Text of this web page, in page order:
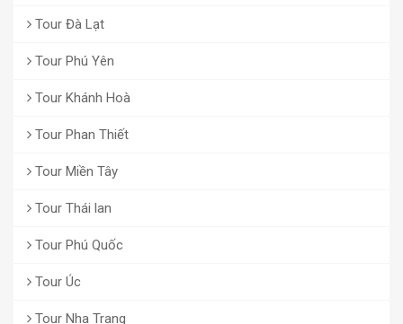
Tour Đà Lạt
Tour Phú Yên
Tour Khánh Hoà
Tour Phan Thiết
Tour Miền Tây
Tour Thái lan
Tour Phú Quốc
Tour Úc
Tour Nha Trang